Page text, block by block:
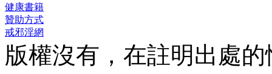
健康書籍
贊助方式
戒邪淫網
版權沒有，在註明出處